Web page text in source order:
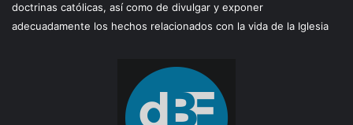
doctrinas católicas, así como de divulgar y exponer
adecuadamente los hechos relacionados con la vida de la Iglesia